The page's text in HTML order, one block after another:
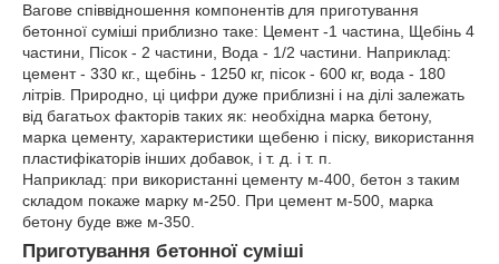
Вагове співвідношення компонентів для приготування
бетонної суміші приблизно таке: Цемент -1 частина, Щебінь 4
частини, Пісок - 2 частини, Вода - 1/2 частини. Наприклад:
цемент - 330 кг., щебінь - 1250 кг, пісок - 600 кг, вода - 180
літрів. Природно, ці цифри дуже приблизні і на ділі залежать
від багатьох факторів таких як: необхідна марка бетону,
марка цементу, характеристики щебеню і піску, використання
пластифікаторів інших добавок, і т. д. і т. п.
Наприклад: при використанні цементу м-400, бетон з таким
складом покаже марку м-250. При цемент м-500, марка
бетону буде вже м-350.
Приготування бетонної суміші